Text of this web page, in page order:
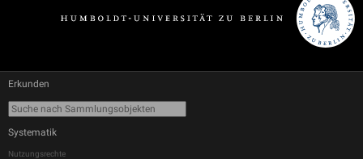
Erkunden
Systematik
Nutzungsrechte